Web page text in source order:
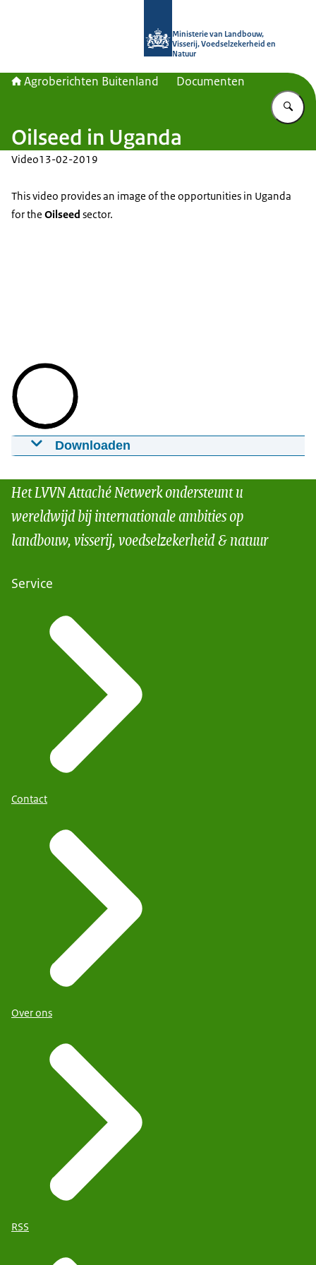
Ministerie van Landbouw,
Visserij, Voedselzekerheid en
Natuur
Agroberichten Buitenland Documenten
Oilseed in Uganda
Video13-02-2019
This video provides an image of the opportunities in Uganda
for the Oilseed sector.
Downloaden
13-02-20192:52mp4115 MB
Download
Het LVVN Attaché Netwerk ondersteunt u
wereldwijd bij internationale ambities op
landbouw, visserij, voedselzekerheid & natuur
Service
Contact
Over ons
RSS